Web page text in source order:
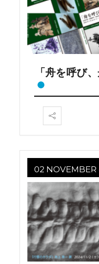
「舟を呼び
02 NOVEMBER